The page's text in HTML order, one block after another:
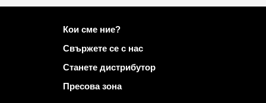
Повече информация за Mailo
Кои сме ние?
Свържете се с нас
Станете дистрибутор
Пресова зона